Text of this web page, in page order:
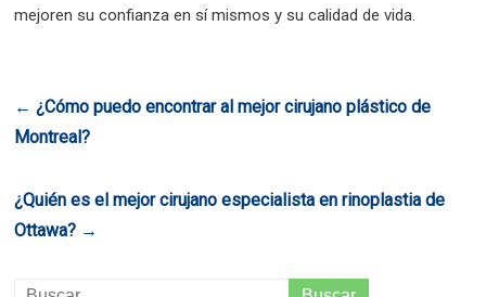
mejoren su confianza en sí mismos y su calidad de vida.
← ¿Cómo puedo encontrar al mejor cirujano plástico de
Montreal?
¿Quién es el mejor cirujano especialista en rinoplastia de
Ottawa? →